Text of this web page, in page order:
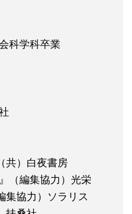
科学科卒業
共）白夜書房
（編集協力）光栄
集協力）ソラリス